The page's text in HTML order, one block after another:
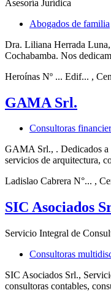
Asesoría Jurídica
Abogados de familia
Dra. Liliana Herrada
Cochabamba. Nos
Heroínas Nº ... Edif... ,
GAMA Srl.
Consultoras
GAMA Srl., . Dedicados a
servicios de arquitectura,
Ladislao Cabrera N°... ,
SIC Asociados
Servicio Integral de
Consultoras
SIC Asociados Srl.,
consultoras contables,